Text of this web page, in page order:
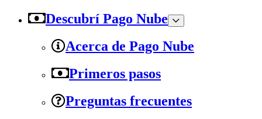
Descubrí Pago Nube
Acerca de Pago Nube
Primeros pasos
Preguntas frecuentes